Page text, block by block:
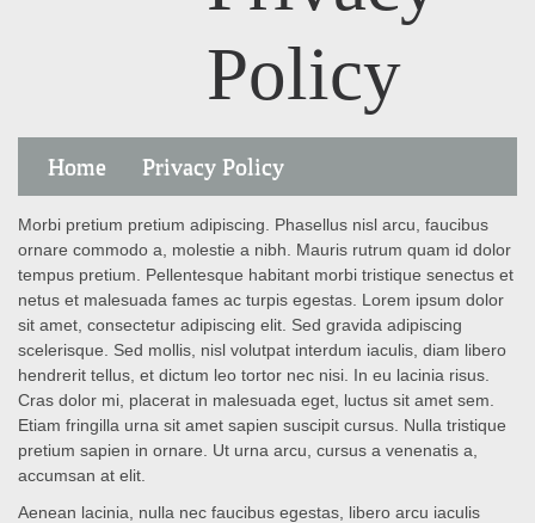
Policy
Home Privacy Policy
Morbi pretium pretium adipiscing. Phasellus nisl arcu, faucibus
ornare commodo a, molestie a nibh. Mauris rutrum quam id dolor
tempus pretium. Pellentesque habitant morbi tristique senectus et
netus et malesuada fames ac turpis egestas. Lorem ipsum dolor
sit amet, consectetur adipiscing elit. Sed gravida adipiscing
scelerisque. Sed mollis, nisl volutpat interdum iaculis, diam libero
hendrerit tellus, et dictum leo tortor nec nisi. In eu lacinia risus.
Cras dolor mi, placerat in malesuada eget, luctus sit amet sem.
Etiam fringilla urna sit amet sapien suscipit cursus. Nulla tristique
pretium sapien in ornare. Ut urna arcu, cursus a venenatis a,
accumsan at elit.
Aenean lacinia, nulla nec faucibus egestas, libero arcu iaculis